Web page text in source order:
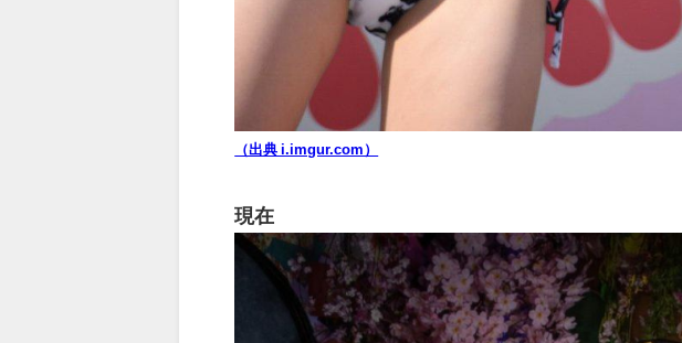
（出典 i.imgur.com）
現在